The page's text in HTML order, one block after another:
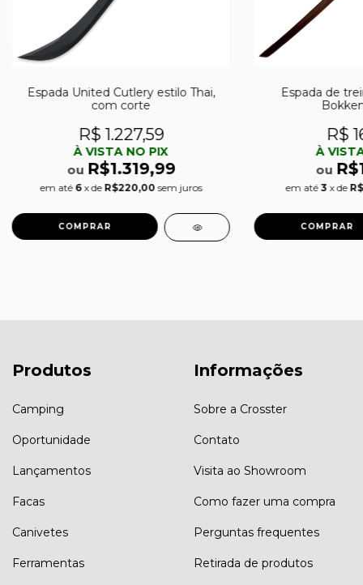
Espada United Cutlery estilo Thai,
com corte
R$ 1.227,59
À VISTA NO PIX
ou R$1.319,99
em até 6 x de R$220,00 sem juros
Espada de
R$
À
ou
em até 3 x de
Produtos
Camping
Oportunidade
Lançamentos
Facas
Canivetes
Ferramentas
Informações
Sobre a Crosster
Contato
Visita ao Showroom
Como fazer uma compra
Perguntas frequentes
Retirada de produtos